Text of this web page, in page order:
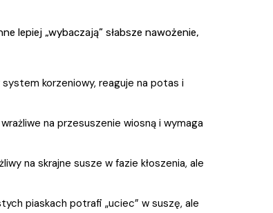
lepiej „wybaczają” słabsze nawożenie,
korzeniowy, reaguje na potas i
na przesuszenie wiosną i wymaga
na skrajne susze w fazie kłoszenia, ale
piaskach potrafi „uciec” w suszę, ale